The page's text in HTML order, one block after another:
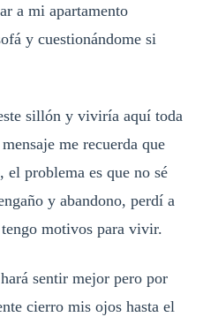
a mi apartamento
y cuestionándome si
sillón y viviría aquí toda
me recuerda que
el problema es que no sé
y abandono, perdí a
motivos para vivir.
sentir mejor pero por
cierro mis ojos hasta el